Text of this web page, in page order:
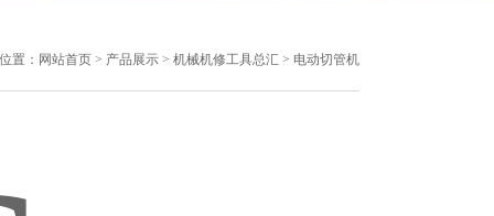
置： 网站首页 > 产品展示 > 机械机修工具总汇 > 电动切管机